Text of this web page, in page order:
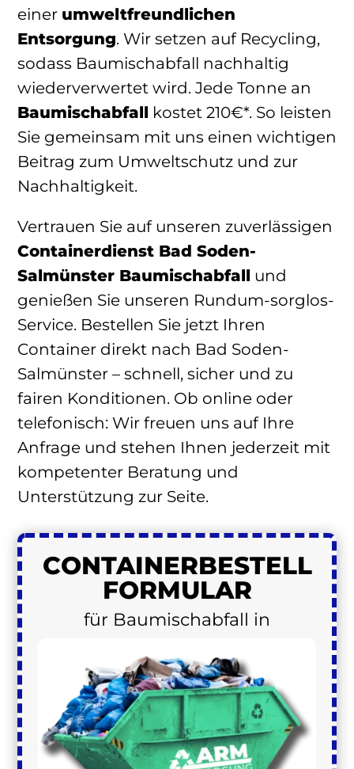
einer umweltfreundlichen
Entsorgung. Wir setzen auf Recycling,
sodass Baumischabfall nachhaltig
wiederverwertet wird. Jede Tonne an
Baumischabfall kostet 210€*. So leisten
Sie gemeinsam mit uns einen wichtigen
Beitrag zum Umweltschutz und zur
Nachhaltigkeit.
Vertrauen Sie auf unseren zuverlässigen
Containerdienst Bad Soden-
Salmünster Baumischabfall und
genießen Sie unseren Rundum-sorglos-
Service. Bestellen Sie jetzt Ihren
Container direkt nach Bad Soden-
Salmünster – schnell, sicher und zu
fairen Konditionen. Ob online oder
telefonisch: Wir freuen uns auf Ihre
Anfrage und stehen Ihnen jederzeit mit
kompetenter Beratung und
Unterstützung zur Seite.
CONTAINERBESTELL
FORMULAR
für Baumischabfall in